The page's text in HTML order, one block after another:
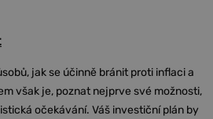
jak se účinně bránit proti inflaci a
však je, poznat nejprve své možnosti,
očekávání. Váš investiční plán by